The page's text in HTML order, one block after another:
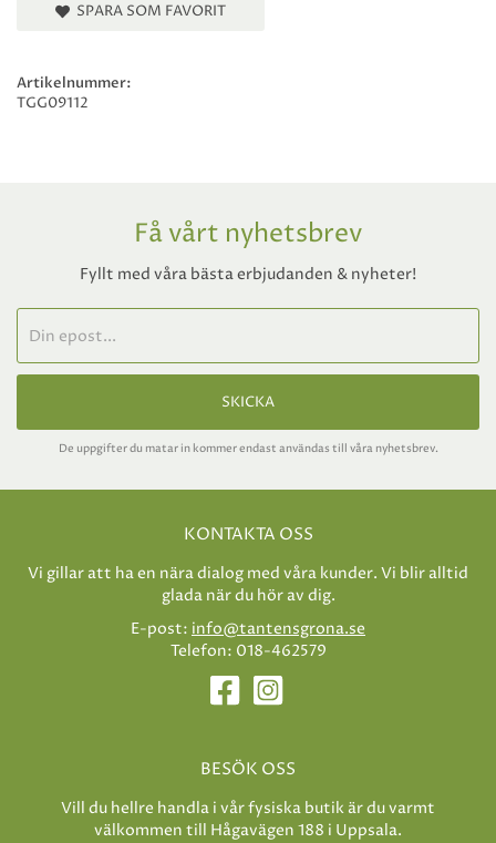
SPARA SOM FAVORIT
Artikelnummer:
TGG09112
Få vårt nyhetsbrev
Fyllt med våra bästa erbjudanden & nyheter!
SKICKA
De uppgifter du matar in kommer endast användas till våra nyhetsbrev.
KONTAKTA OSS
Vi gillar att ha en nära dialog med våra kunder. Vi blir alltid
glada när du hör av dig.
E-post: info@tantensgrona.se
Telefon: 018-462579
BESÖK OSS
Vill du hellre handla i vår fysiska butik är du varmt
välkommen till Hågavägen 188 i Uppsala.